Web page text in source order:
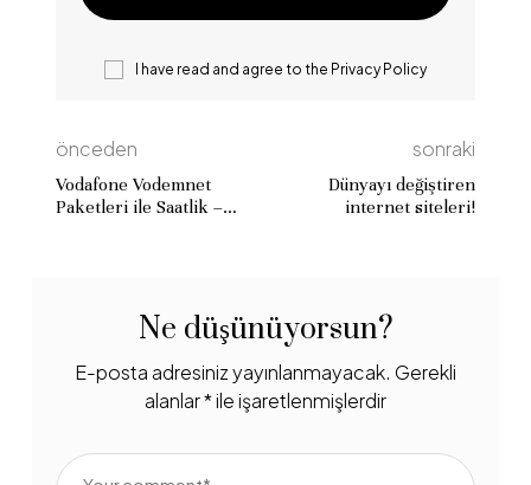
I have read and agree to the Privacy Policy
önceden
Vodafone Vodemnet
Paketleri ile Saatlik –
sonraki
Dünyayı değiştiren
internet siteleri!
Ne düşünüyorsun?
E-posta adresiniz yayınlanmayacak. Gerekli
alanlar*ile işaretlenmişlerdir